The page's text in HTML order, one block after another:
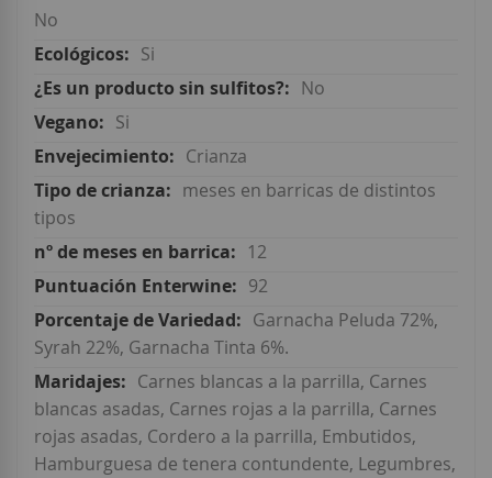
No
Si
No
Si
Crianza
meses en barricas de distintos
tipos
12
92
Garnacha Peluda 72%,
Syrah 22%, Garnacha Tinta 6%.
Carnes blancas a la parrilla, Carnes
blancas asadas, Carnes rojas a la parrilla, Carnes
rojas asadas, Cordero a la parrilla, Embutidos,
Hamburguesa de tenera contundente, Legumbres,